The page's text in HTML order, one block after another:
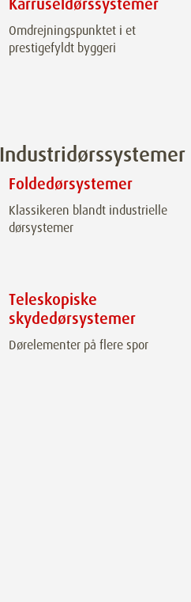
Omdrejningspunktet i et
prestigefyldt byggeri
Industridørssystemer
Foldedørsystemer
Klassikeren blandt industrielle
dørsystemer
Teleskopiske
skydedørsystemer
Dørelementer på flere spor